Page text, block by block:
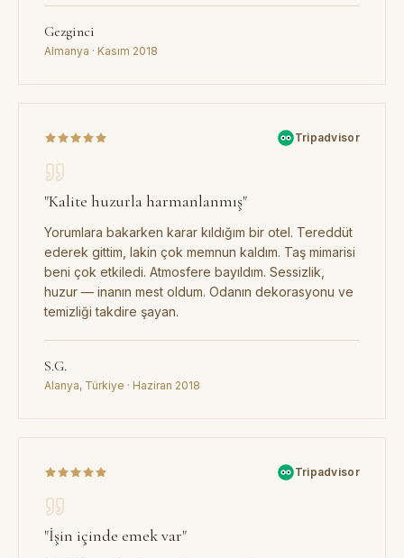
Gezginci
Almanya · Kasım 2018
Tripadvisor
"Kalite huzurla harmanlanmış"
Yorumlara bakarken karar kıldığım bir otel. Tereddüt
ederek gittim, lakin çok memnun kaldım. Taş mimarisi
beni çok etkiledi. Atmosfere bayıldım. Sessizlik,
huzur — inanın mest oldum. Odanın dekorasyonu ve
temizliği takdire şayan.
S.G.
Alanya, Türkiye · Haziran 2018
Tripadvisor
"İşin içinde emek var"